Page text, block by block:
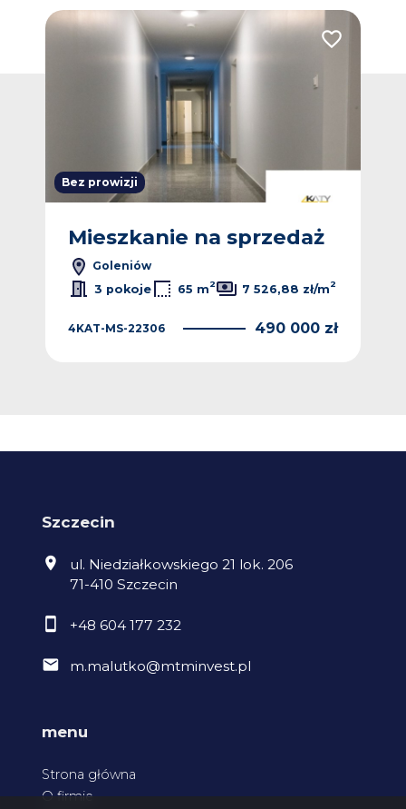
Bez prowizji
Dodaj do
Mieszkanie na sprzedaż
Goleniów
3 pokoje
65 m2 7 526,88 zł/m2
4KAT-MS-22306 490 000 zł
Szczecin
ul. Niedziałkowskiego 21 lok. 206
71-410 Szczecin
+48 604 177 232
m.malutko@mtminvest.pl
menu
Strona główna
O firmie